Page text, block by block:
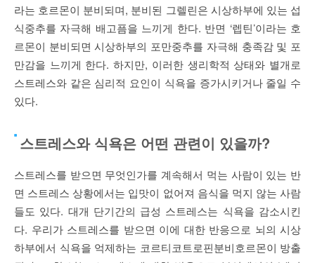
라는 호르몬이 분비되며, 분비된 그렐린은 시상하부에 있는 섭
식중추를 자극해 배고픔을 느끼게 한다. 반면 ‘렙틴’이라는 호
르몬이 분비되면 시상하부의 포만중추를 자극해 충족감 및 포
만감을 느끼게 한다. 하지만, 이러한 생리학적 상태와 별개로
스트레스와 같은 심리적 요인이 식욕을 증가시키거나 줄일 수
있다.
스트레스와 식욕은 어떤 관련이 있을까?
스트레스를 받으면 무엇인가를 계속해서 먹는 사람이 있는 반
면 스트레스 상황에서는 입맛이 없어져 음식을 먹지 않는 사람
들도 있다. 대개 단기간의 급성 스트레스는 식욕을 감소시킨
다. 우리가 스트레스를 받으면 이에 대한 반응으로 뇌의 시상
하부에서 식욕을 억제하는 코르티코트로핀분비호르몬이 방출